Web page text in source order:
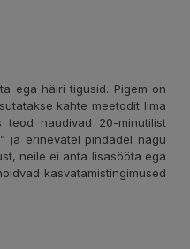
ega häiri tigusid. Pigem on
kahte meetodit lima
naudivad 20-minutilist
ja erinevatel pindadel nagu
neile ei anta lisasööta ega
kasvatamistingimused